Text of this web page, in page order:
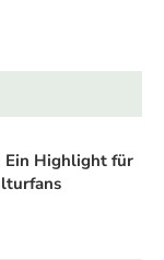
Ein Highlight für